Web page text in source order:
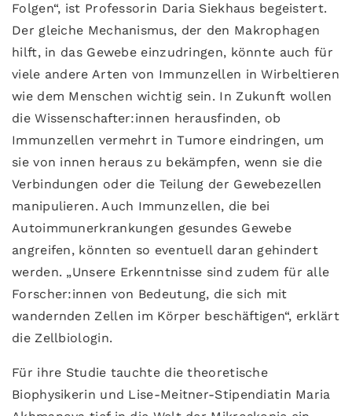
Folgen“, ist Professorin Daria Siekhaus begeistert.
Der gleiche Mechanismus, der den Makrophagen
hilft, in das Gewebe einzudringen, könnte auch für
viele andere Arten von Immunzellen in Wirbeltieren
wie dem Menschen wichtig sein. In Zukunft wollen
die Wissenschafter:innen herausfinden, ob
Immunzellen vermehrt in Tumore eindringen, um
sie von innen heraus zu bekämpfen, wenn sie die
Verbindungen oder die Teilung der Gewebezellen
manipulieren. Auch Immunzellen, die bei
Autoimmunerkrankungen gesundes Gewebe
angreifen, könnten so eventuell daran gehindert
werden. „Unsere Erkenntnisse sind zudem für alle
Forscher:innen von Bedeutung, die sich mit
wandernden Zellen im Körper beschäftigen“, erklärt
die Zellbiologin.
Für ihre Studie tauchte die theoretische
Biophysikerin und Lise-Meitner-Stipendiatin Maria